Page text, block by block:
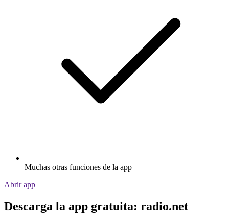
Muchas otras funciones de la app
Abrir app
Descarga la app gratuita: radio.net